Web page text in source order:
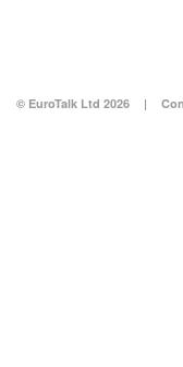
© EuroTalk Ltd 2026 |